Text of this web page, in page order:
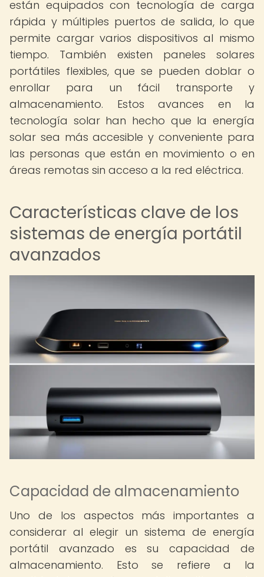
están equipados con tecnología de carga
rápida y múltiples puertos de salida, lo que
permite cargar varios dispositivos al mismo
tiempo. También existen paneles solares
portátiles flexibles, que se pueden doblar o
enrollar para un fácil transporte y
almacenamiento. Estos avances en la
tecnología solar han hecho que la energía
solar sea más accesible y conveniente para
las personas que están en movimiento o en
áreas remotas sin acceso a la red eléctrica.
Características clave de los
sistemas de energía portátil
avanzados
Capacidad de almacenamiento
Uno de los aspectos más importantes a
considerar al elegir un sistema de energía
portátil avanzado es su capacidad de
almacenamiento. Esto se refiere a la